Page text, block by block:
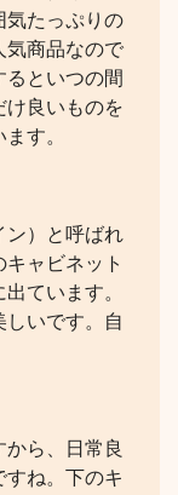
気たっぷりの
気商品なので
といつの間
け良いものを
す。
ン）と呼ばれ
ャビネット
ています。
しいです。自
ら、日常良
すね。下のキ